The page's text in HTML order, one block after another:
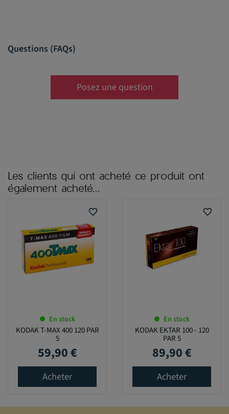
Questions (FAQs)
Posez une question
Les clients qui ont acheté ce produit ont
également acheté...
favorite_border
En stock
KODAK T-MAX 400 120 PAR
5
Prix
59,90 €
Acheter
favorite_border
En stock
KODAK EKTAR 100 - 120
PAR 5
Prix
89,90 €
Acheter